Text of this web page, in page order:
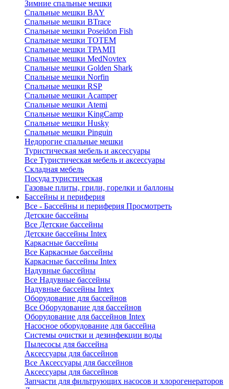
Зимние спальные мешки
Спальные мешки BAY
Спальные мешки BTrace
Спальные мешки Poseidon Fish
Спальные мешки ТОТЕМ
Спальные мешки ТРАМП
Cпальные мешки MedNovtex
Спальные мешки Golden Shark
Спальные мешки Norfin
Спальные мешки RSP
Спальные мешки Acamper
Спальные мешки Atemi
Спальные мешки KingCamp
Спальные мешки Husky
Спальные мешки Pinguin
Недорогие спальные мешки
Туристическая мебель и аксессуары
Все Туристическая мебель и аксессуары
Складная мебель
Посуда туристическая
Газовые плиты, грили, горелки и баллоны
Бассейны и периферия
Все - Бассейны и периферия Просмотреть
Детские бассейны
Все Детские бассейны
Детские бассейны Intex
Каркасные бассейны
Все Каркасные бассейны
Каркасные бассейны Intex
Надувные бассейны
Все Надувные бассейны
Надувные бассейны Intex
Оборудование для бассейнов
Все Оборудование для бассейнов
Оборудование для бассейнов Intex
Насосное оборудование для бассейна
Системы очистки и дезинфекции воды
Пылесосы для бассейна
Аксессуары для бассейнов
Все Аксессуары для бассейнов
Аксессуары для бассейнов
Запчасти для фильтрующих насосов и хлорогенераторов